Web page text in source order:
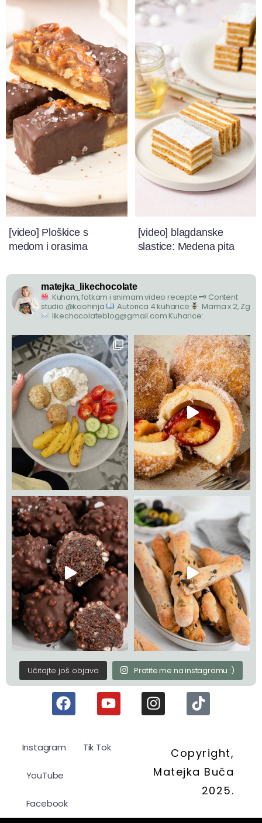
[video] Ploškice s
medom i orasima
[video] blagdanske
slastice: Medena pita
matejka_likechocolate
Kuham, fotkam i snimam video recepte🗝 Content
studio @koohinja
Autorica 4 kuharice
Mama x 2, Zg
likechocolateblog@gmail.com Kuharice:
Učitajte još objava Pratite me na instagramu :)
Instagram Tik Tok
YouTube
Facebook
Copyright,
Matejka Buča
2025.